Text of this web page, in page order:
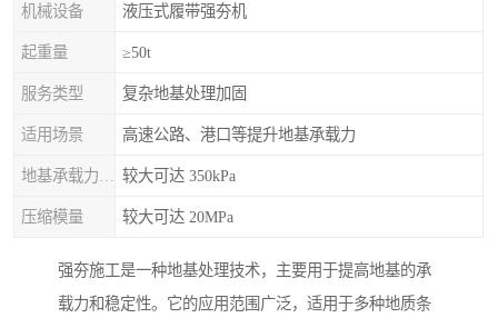
机械设备 液压式履带强夯机
起重量 ≥50t
服务类型 复杂地基处理加固
适用场景 高速公路、港口等提升地基承载力
较大可达 350kPa
压缩模量 较大可达 20MPa
强夯施工是一种地基处理技术，主要用于提高地基的承
载力和稳定性。它的应用范围广泛，适用于多种地质条